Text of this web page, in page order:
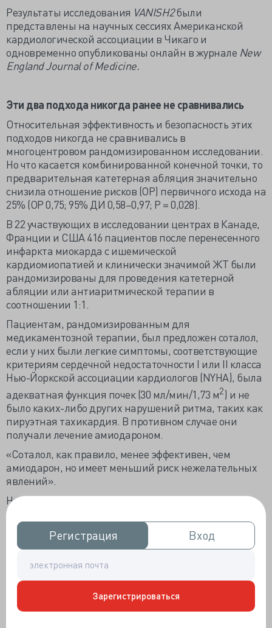
Регистрация
Регистрация Вход
Вход
Зарегистрироваться
Результаты исследования VANISH2были
представлены на научных сессиях Американской
кардиологической ассоциации в Чикаго и
одновременно опубликованы онлайн в журнале New
England Journal of Medicine.
Эти два подхода никогда ранее не сравнивались
Относительная эффективность и безопасность этих
подходов никогда не сравнивались в
многоцентровом рандомизированном исследовании.
Но что касается комбинированной конечной точки, то
предварительная катетерная абляция значительно
снизила отношение рисков (ОР) первичного исхода на
25% (ОР 0,75; 95% ДИ 0,58–0,97; Р = 0,028).
В 22 участвующих в исследовании центрах в Канаде,
Франции и США 416 пациентов после перенесенного
инфаркта миокарда с ишемической
кардиомиопатией и клинически значимой ЖТ были
рандомизированы для проведения катетерной
абляции или антиаритмической терапии в
соотношении 1:1.
Пациентам, рандомизированным для
медикаментозной терапии, был предложен соталол,
если у них были легкие симптомы, соответствующие
критериям сердечной недостаточности I или II класса
Нью-Йоркской ассоциации кардиологов (NYHA), была
адекватная функция почек (30 мл/мин/1,73 м2) и не
было каких-либо других нарушений ритма, таких как
пируэтная тахикардия. В противном случае они
получали лечение амиодароном.
«Соталол, как правило, менее эффективен, чем
амиодарон, но имеет меньший риск нежелательных
явлений».
Несмотря на то, что более 90% участников
исследования страдали сердечной недостаточностью
I или II класса по NYHA, только около половины
получали лечение соталолом. Сердечная
недостаточность и другие исходные характеристики
пациентов были сходными в обеих группах лечения.
Значительное снижение риска рецидива